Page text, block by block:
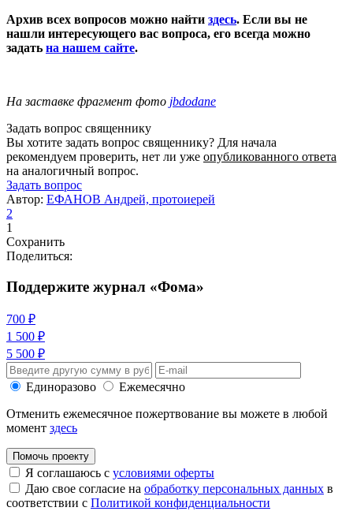
Архив всех вопросов можно найти здесь. Если вы не
нашли интересующего вас вопроса, его всегда можно
задать на нашем сайте.
На заставке фрагмент фото jbdodane
Задать вопрос священнику
Вы хотите задать вопрос священнику? Для начала
рекомендуем проверить, нет ли уже опубликованного ответа
на аналогичный вопрос.
Задать вопрос
Автор: ЕФАНОВ Андрей, протоиерей
2
1
Сохранить
Поделиться:
Поддержите журнал «Фома»
700 ₽
1 500 ₽
5 500 ₽
Единоразово
Ежемесячно
Отменить ежемесячное пожертвование вы можете в любой
момент здесь
Помочь проекту
Я соглашаюсь с условиями оферты
Даю свое согласие на обработку персональных данных в
соответствии с Политикой конфиденциальности